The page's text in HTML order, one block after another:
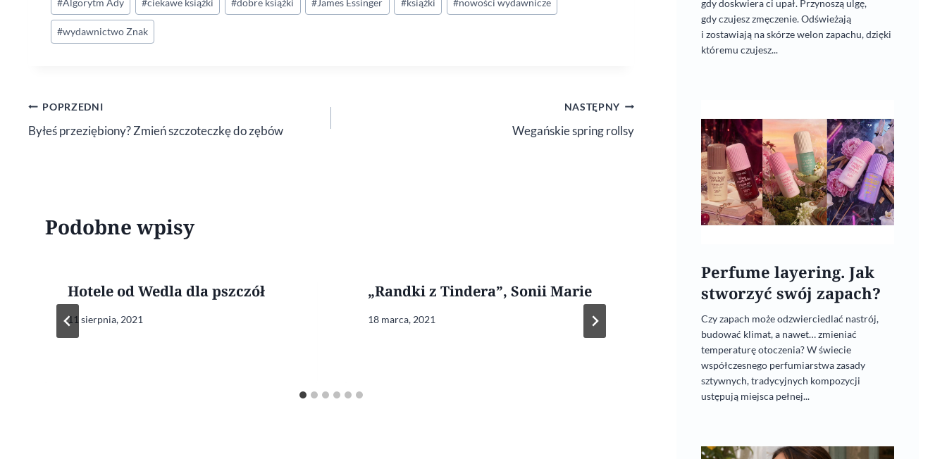
wpisu:
#Algorytm Ady #ciekawe książki #dobre książki #James Essinger #książki #nowości wydawnicze
#wydawnictwo Znak
Nawigacja
wpisu
POPRZEDNI
Byłeś przeziębiony? Zmień szczoteczkę do zębów
NASTĘPNY
Wegańskie spring rollsy
Podobne wpisy
Hotele od Wedla dla pszczół
11 sierpnia, 2021
„Randki z Tindera”, Sonii Marie
18 marca, 2021
Trendy eko – drugie życie
smartfona
16 sierpnia, 2022
gdy doskwiera ci upał. Przynoszą ulgę,
gdy czujesz zmęczenie. Odświeżają
i zostawiają na skórze welon zapachu, dzięki
któremu czujesz...
Perfume layering. Jak
stworzyć swój zapach?
Czy zapach może odzwierciedlać nastrój,
budować klimat, a nawet… zmieniać
temperaturę otoczenia? W świecie
współczesnego perfumiarstwa zasady
sztywnych, tradycyjnych kompozycji
ustępują miejsca pełnej...